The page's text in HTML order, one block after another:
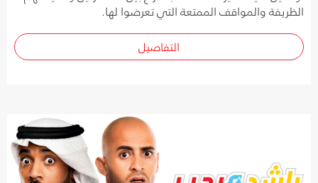
الظريفة والمواقف الممتعة التي تعرضوا لها.
التفاصيل